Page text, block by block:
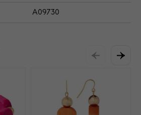
A09730